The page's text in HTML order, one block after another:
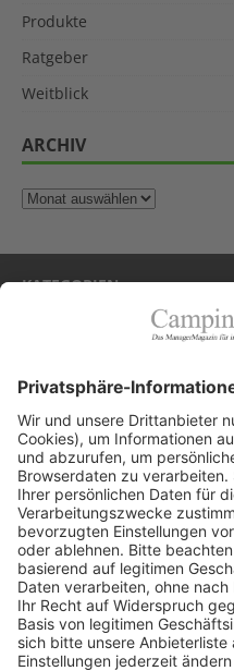
Produkte
Ratgeber
Weitblick
ARCHIV
KATEGORIEN
Firmenporträts
Panorama
Produkte
Ratgeber
Weitblick
WEITERES AUS DEM VERLAG